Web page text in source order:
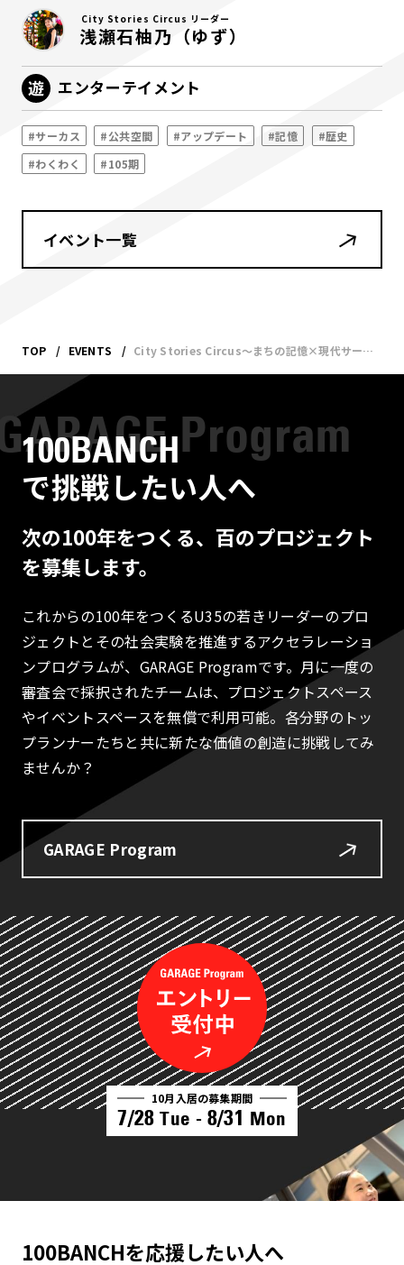
City Stories Circus リーダー
浅瀬石柚乃（ゆず）
エンターテイメント
#サーカス #公共空間 #アップデート #記憶
#歴史
#わくわく
#105期
イベント一覧
TOP EVENTS City Stories Circus〜まちの記憶×現代サーカス×現代アート〜 in ナナナナ祭2026
100BANCH
で挑戦したい人へ
次の100年をつくる、百のプロジェクト
を募集します。
これからの100年をつくるU35の若きリーダーのプロ
ジェクトとその社会実験を推進するアクセラレーショ
ンプログラムが、GARAGE Programです。月に一度の
審査会で採択されたチームは、プロジェクトスペース
やイベントスペースを無償で利用可能。各分野のトッ
プランナーたちと共に新たな価値の創造に挑戦してみ
ませんか？
GARAGE Program
10月入居の募集期間
7/28 Tue - 8/31 Mon
100BANCHを応援したい人へ